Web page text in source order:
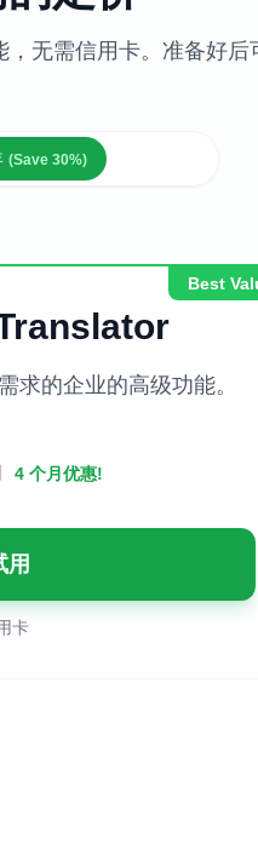
无需信用卡。准备好后
(Save 30%)
Best
求的企业的高级功能。
4 个月优惠!
用
卡